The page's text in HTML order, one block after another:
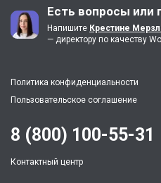
Есть вопросы или
Напишите Крестине
— директору по качеству
Политика конфиденциальности
Пользовательское соглашение
8 (800) 100-55-31
Контактный центр